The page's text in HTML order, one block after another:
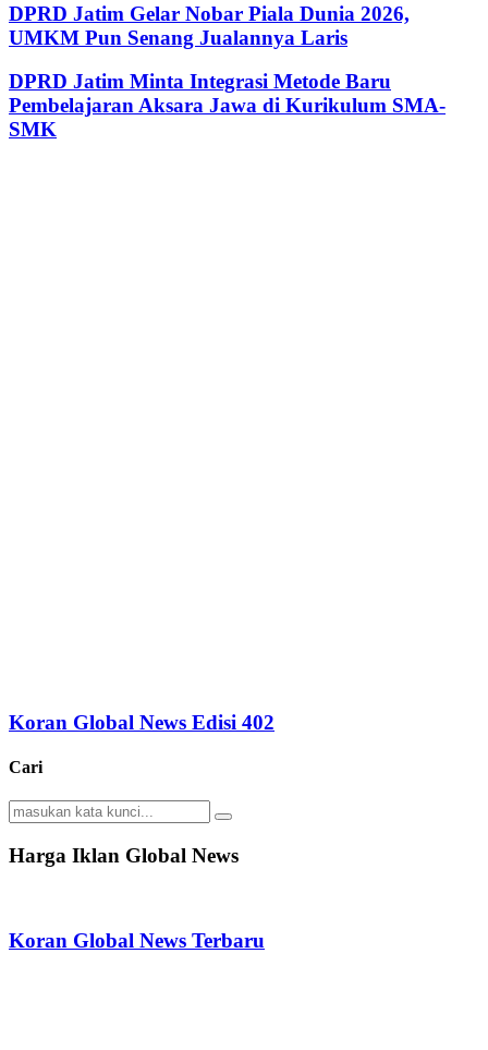
DPRD Jatim Gelar Nobar Piala Dunia 2026,
UMKM Pun Senang Jualannya Laris
DPRD Jatim Minta Integrasi Metode Baru
Pembelajaran Aksara Jawa di Kurikulum SMA-
SMK
Koran Global News Edisi 402
Cari
Search
for:
Search
Harga Iklan Global News
Koran Global News Terbaru